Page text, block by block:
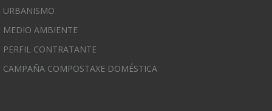
URBANISMO
MEDIO AMBIENTE
PERFIL CONTRATANTE
CAMPAÑA COMPOSTAXE DOMÉSTICA